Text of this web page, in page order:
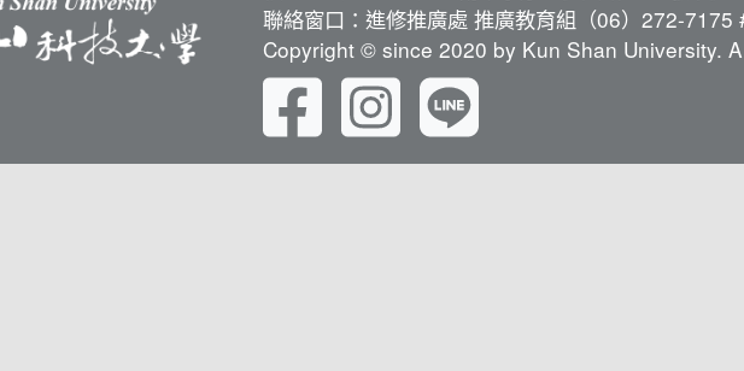
聯絡窗口：進修推廣處 推廣教育組（06）272-7175
Copyright © since 2020 by Kun Shan University.